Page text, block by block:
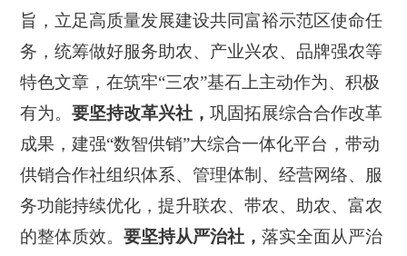
旨，立足高质量发展建设共同富裕示范区使命任
务，统筹做好服务助农、产业兴农、品牌强农等
特色文章，在筑牢“三农”基石上主动作为、积极
有为。要坚持改革兴社 ，巩固拓展综合合作改革
成果，建强“数智供销”大综合一体化平台，带动
供销合作社组织体系、管理体制、经营网络、服
务功能持续优化，提升联农、带农、助农、富农
的整体质效。要坚持从严治社 ，落实全面从严治